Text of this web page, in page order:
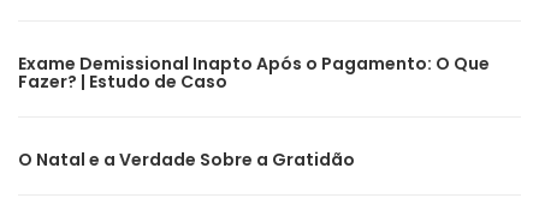
Exame Demissional Inapto Após o Pagamento: O Que
Fazer? | Estudo de Caso
O Natal e a Verdade Sobre a Gratidão